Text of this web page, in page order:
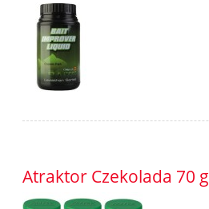
Atraktor Czekolada 70 g